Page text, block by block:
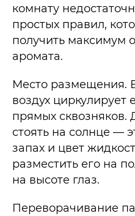
комнату
простых правил,
получить максимум
аромата.
Место размещения.
воздух циркулирует
прямых
стоять на солнце —
запах и цвет
разместить его на
на высоте глаз.
Переворачивание